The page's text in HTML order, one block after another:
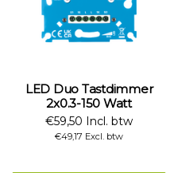
LED Duo Tastdimmer
2x0.3-150 Watt
€59,50 Incl. btw
€49,17 Excl. btw